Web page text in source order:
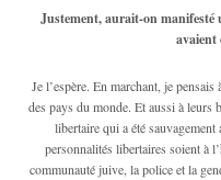
Justement, aurait-on manifesté
avaient
Je l’espère. En marchant, je
des pays du monde. Et aussi à
libertaire qui a été
personnalités libertaires soient à
communauté juive, la police et la